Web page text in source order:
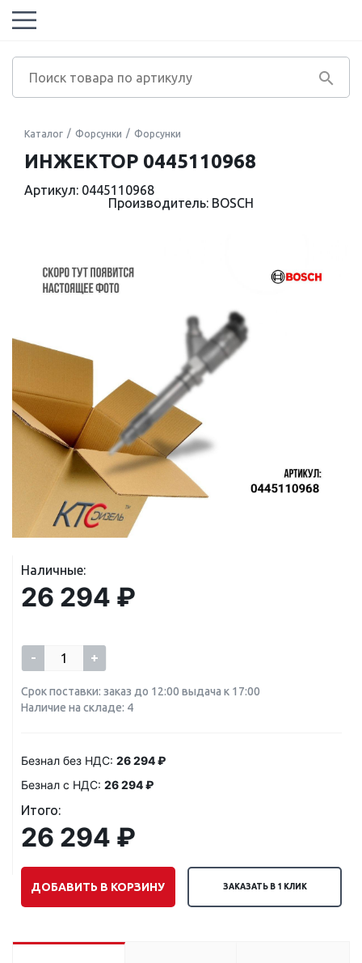
Каталог Форсунки Форсунки
ИНЖЕКТОР 0445110968
Артикул: 0445110968
Производитель: BOSCH
Наличные:
26 294 ₽
- +
Срок поставки: заказ до 12:00 выдача к 17:00
Наличие на складе: 4
Безнал без НДС: 26 294 ₽
Безнал с НДС: 26 294 ₽
Итого:
26 294 ₽
ДОБАВИТЬ В КОРЗИНУ ЗАКАЗАТЬ В 1 КЛИК